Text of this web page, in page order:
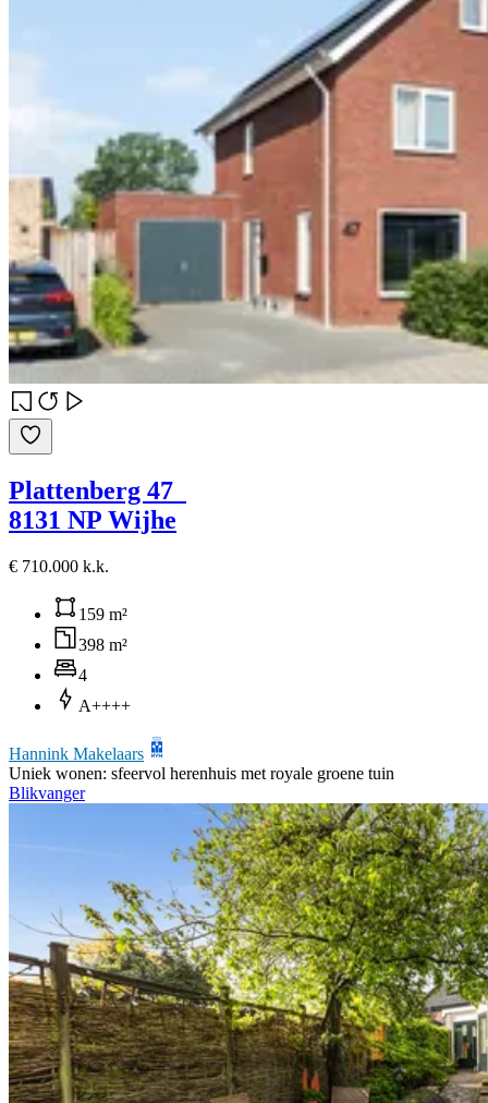
Plattenberg 47
8131 NP Wijhe
€ 710.000 k.k.
159 m²
398 m²
4
A++++
Hannink Makelaars
Uniek wonen: sfeervol herenhuis met royale groene tuin
Blikvanger